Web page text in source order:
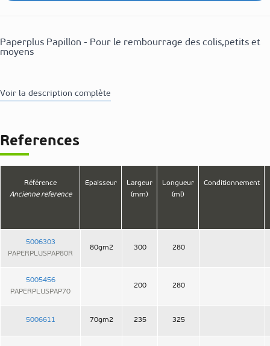
Paperplus Papillon - Pour le rembourrage des colis,petits et
moyens
Voir la description complète
References
Référence
Ancienne reference
Epaisseur
Largeur
(mm)
Longueur
(ml)
Conditionnement
5006303
PAPERPLUSPAP80R
80gm2 300 280
5005456
PAPERPLUSPAP70
200 280
5006611 70gm2 235 325